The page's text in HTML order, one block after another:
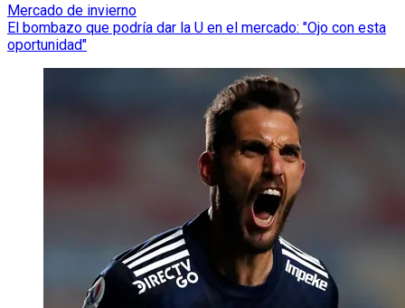
Mercado de invierno
El bombazo que podría dar la U en el mercado: "Ojo con esta
oportunidad"